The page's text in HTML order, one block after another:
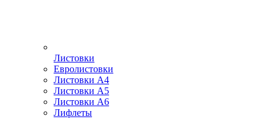
Листовки
Евролистовки
Листовки А4
Листовки А5
Листовки А6
Лифлеты